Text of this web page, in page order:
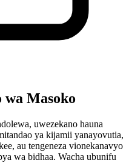
Masoko
uwezekano hauna
ya kijamii yanayovutia,
au tengeneza vionekanavyo
wa bidhaa. Wacha ubunifu